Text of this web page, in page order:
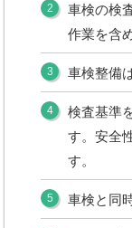
車検の検
作業を含
車検整備
検査基準
す。安全
す。
車検と同